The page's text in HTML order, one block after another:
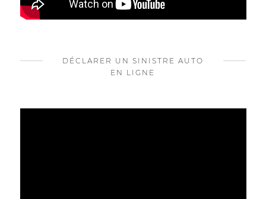
DÉCLARER UN SINISTRE AUTO
EN LIGNE